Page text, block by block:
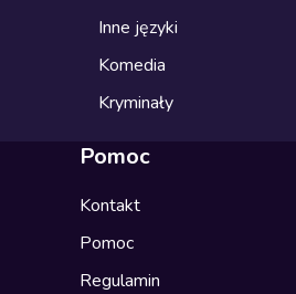
Inne języki
Komedia
Kryminały
Pomoc
Kontakt
Pomoc
Regulamin